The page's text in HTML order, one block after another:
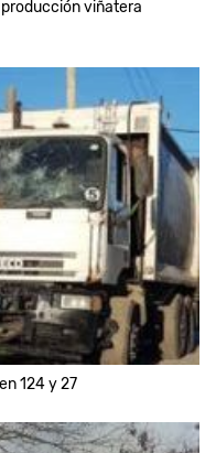
viñatera
124 y 27